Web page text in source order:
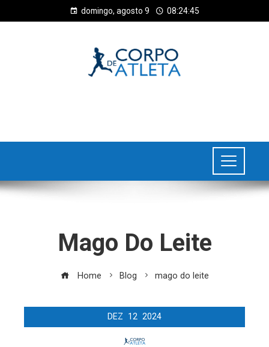
domingo, agosto 9 08:24:45
Mago Do Leite
Home Blog mago do leite
DEZ 12 2024